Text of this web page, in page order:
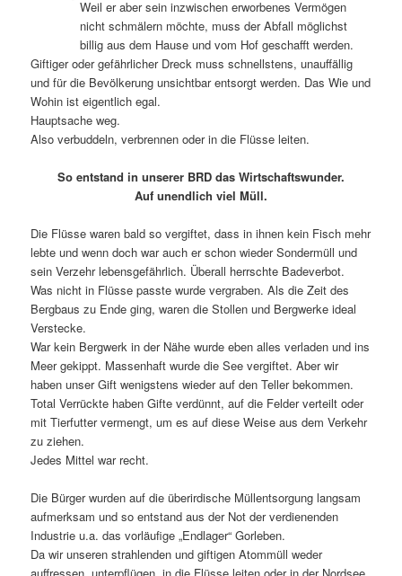
Weil er aber sein inzwischen erworbenes Vermögen
nicht schmälern möchte, muss der Abfall möglichst
billig aus dem Hause und vom Hof geschafft werden.
Giftiger oder gefährlicher Dreck muss schnellstens, unauffällig
und für die Bevölkerung unsichtbar entsorgt werden. Das Wie und
Wohin ist eigentlich egal.
Hauptsache weg.
Also verbuddeln, verbrennen oder in die Flüsse leiten.
So entstand in unserer BRD das Wirtschaftswunder.
Auf unendlich viel Müll.
Die Flüsse waren bald so vergiftet, dass in ihnen kein Fisch mehr
lebte und wenn doch war auch er schon wieder Sondermüll und
sein Verzehr lebensgefährlich. Überall herrschte Badeverbot.
Was nicht in Flüsse passte wurde vergraben. Als die Zeit des
Bergbaus zu Ende ging, waren die Stollen und Bergwerke ideal
Verstecke.
War kein Bergwerk in der Nähe wurde eben alles verladen und ins
Meer gekippt. Massenhaft wurde die See vergiftet. Aber wir
haben unser Gift wenigstens wieder auf den Teller bekommen.
Total Verrückte haben Gifte verdünnt, auf die Felder verteilt oder
mit Tierfutter vermengt, um es auf diese Weise aus dem Verkehr
zu ziehen.
Jedes Mittel war recht.
Die Bürger wurden auf die überirdische Müllentsorgung langsam
aufmerksam und so entstand aus der Not der verdienenden
Industrie u.a. das vorläufige „Endlager“ Gorleben.
Da wir unseren strahlenden und giftigen Atommüll weder